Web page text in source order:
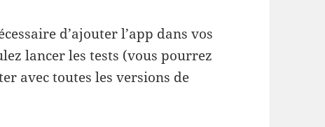
d’ajouter l’app dans vos
lancer les tests (vous pourrez
avec toutes les versions de